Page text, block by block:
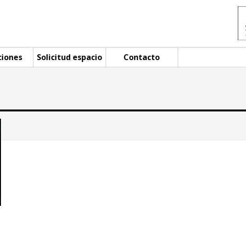
Solicitud espacio Contacto